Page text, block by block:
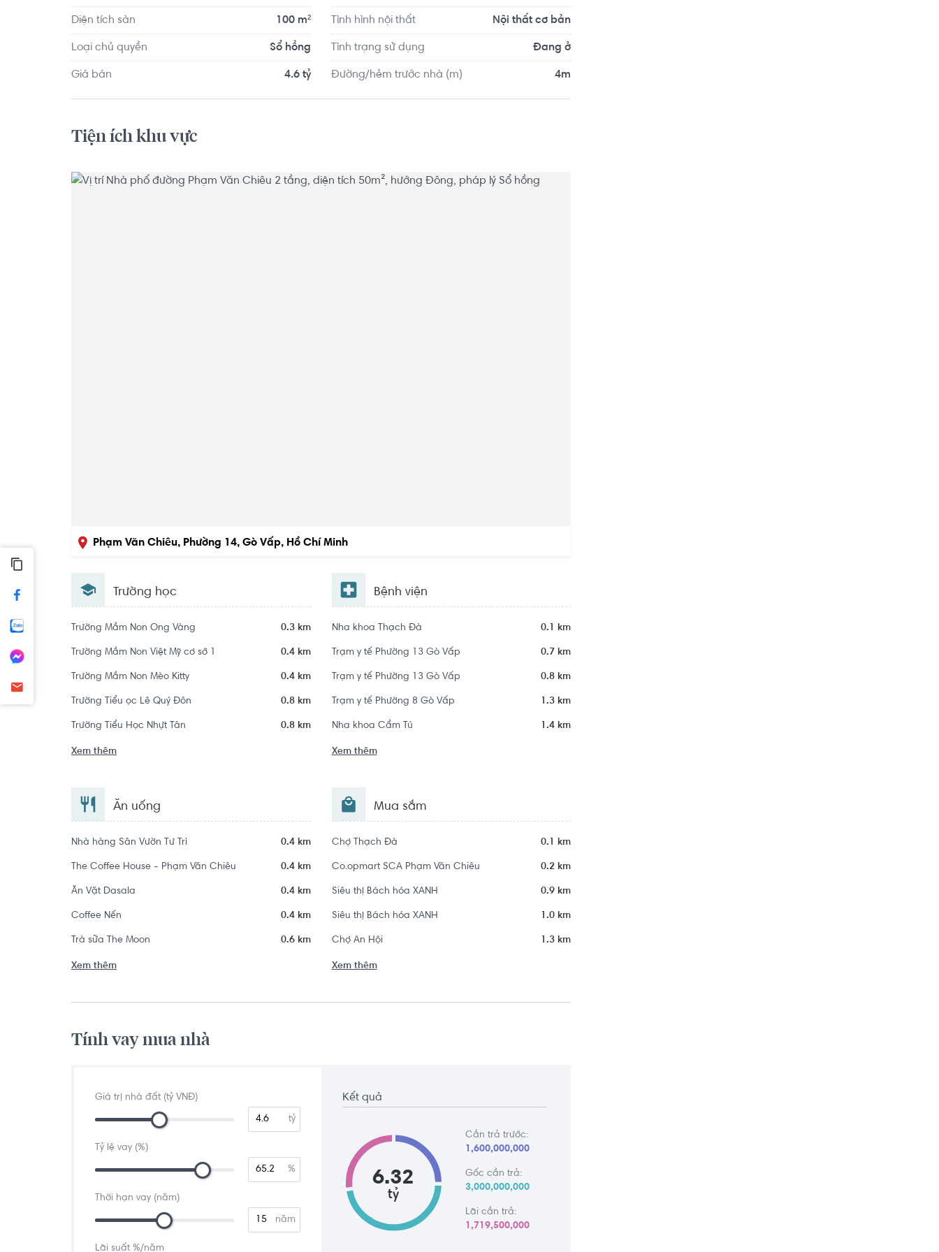
Diện tích sàn 100 m² Tình hình nội thất Nội thất cơ bản
Loại chủ quyền Sổ hồng Tình trạng sử dụng Đang ở
Giá bán 4.6 tỷ Đường/hẻm trước nhà (m) 4m
Tiện ích khu vực
Phạm Văn Chiêu, Phường 14, Gò Vấp, Hồ Chí Minh
Trường học
Trường Mầm Non Ong Vàng 0.3 km
Trường Mầm Non Việt Mỹ cơ sở 1 0.4 km
Trường Mầm Non Mèo Kitty 0.4 km
Trường Tiểu ọc Lê Quý Đôn 0.8 km
Trường Tiểu Học Nhựt Tân 0.8 km
Xem thêm
Bệnh viện
Nha khoa Thạch Đà 0.1 km
Trạm y tế Phường 13 Gò Vấp 0.7 km
Trạm y tế Phường 13 Gò Vấp 0.8 km
Trạm y tế Phường 8 Gò Vấp 1.3 km
Nha khoa Cẩm Tú 1.4 km
Xem thêm
Ăn uống
Nhà hàng Sân Vườn Tư Trì 0.4 km
The Coffee House - Phạm Văn Chiêu 0.4 km
Ăn Vặt Dasala 0.4 km
Coffee Nến 0.4 km
Trà sữa The Moon 0.6 km
Xem thêm
Mua sắm
Chợ Thạch Đà 0.1 km
Co.opmart SCA Phạm Văn Chiêu 0.2 km
Siêu thị Bách hóa XANH 0.9 km
Siêu thị Bách hóa XANH 1.0 km
Chợ An Hội 1.3 km
Xem thêm
Tính vay mua nhà
Giá trị nhà đất (tỷ VNĐ)
tỷ
Tỷ lệ vay (%)
%
Thời hạn vay (năm)
năm
Lãi suất %/năm
Kết quả
6.32
tỷ
Cần trả trước:
1,600,000,000
Gốc cần trả:
3,000,000,000
Lãi cần trả:
1,719,500,000